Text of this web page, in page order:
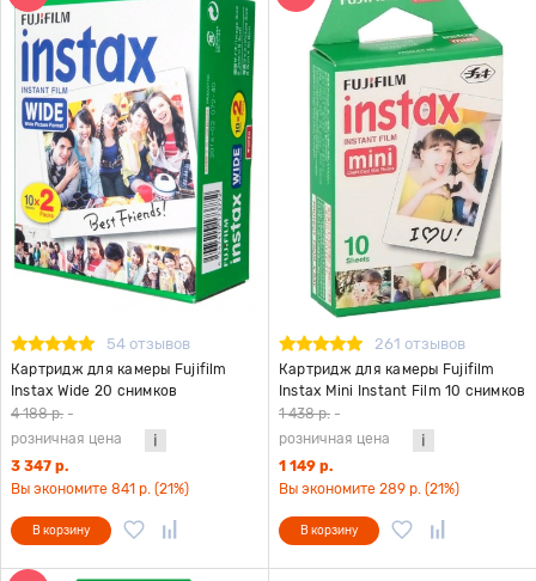
54 отзывов
Картридж для камеры Fujifilm
Instax Wide 20 снимков
4 188 р. -
розничная цена
3 347 р.
Вы экономите 841 р. (21%)
В корзину
261 отзывов
Картридж для камеры Fujifilm
Instax Mini Instant Film 10 снимков
1 438 р. -
розничная цена
1 149 р.
Вы экономите 289 р. (21%)
В корзину